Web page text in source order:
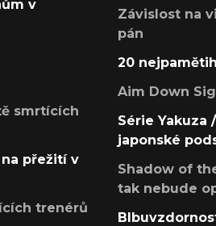
v
smrtících
přežití v
trenérů
Závislost na
pán
20
Aim Down
Série Yakuza
japonské
Shadow of
tak nebude